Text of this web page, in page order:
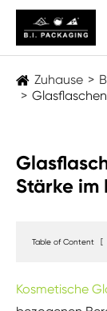
Zuhause
Stärke im
Table of Content [
Kosmetische